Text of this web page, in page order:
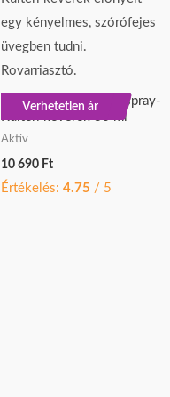
Verhetetlen ár
doTERRA TerraShield spray-
Kültéri keverék 30 ml
Aktív
10 690 Ft
Értékelés: 4.75 / 5